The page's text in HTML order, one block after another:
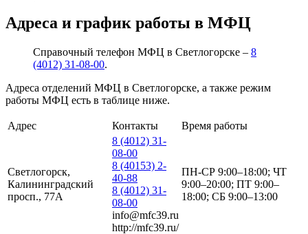
Адреса и график работы в МФЦ
Справочный телефон МФЦ в Светлогорске – 8
(4012) 31-08-00.
Адреса отделений МФЦ в Светлогорске, а также режим
работы МФЦ есть в таблице ниже.
Адрес Контакты Время работы
Светлогорск,
Калининградский
просп., 77А
8 (4012) 31-
08-00
8 (40153) 2-
40-88
8 (4012) 31-
08-00
info@mfc39.ru
http://mfc39.ru/
ПН-СР 9:00–18:00; ЧТ
9:00–20:00; ПТ 9:00–
18:00; СБ 9:00–13:00